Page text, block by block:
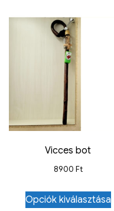
Vicces bot
8900 Ft
Opciók kiválasztása